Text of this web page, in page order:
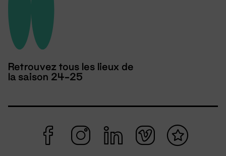
Retrouvez tous les lieux de
la saison 24-25